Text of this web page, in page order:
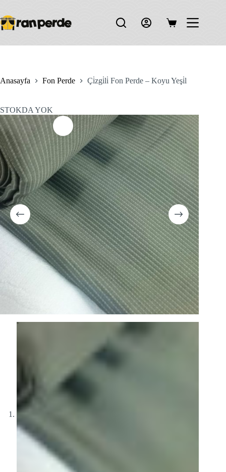
content
Shopping
Anasayfa Fon Perde Çi̇zgi̇li̇ Fon Perde – Koyu Yeşi̇l
STOKDA YOK